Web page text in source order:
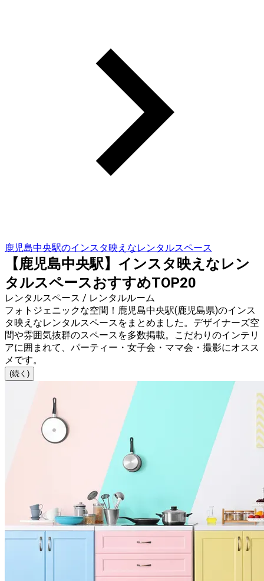
鹿児島中央駅のインスタ映えなレンタルスペース
【鹿児島中央駅】インスタ映えなレン
タルスペースおすすめTOP20
レンタルスペース / レンタルルーム
フォトジェニックな空間！鹿児島中央駅(鹿児島県)のインス
タ映えなレンタルスペースをまとめました。デザイナーズ空
間や雰囲気抜群のスペースを多数掲載。こだわりのインテリ
アに囲まれて、パーティー・女子会・ママ会・撮影にオスス
メです。
(続く)